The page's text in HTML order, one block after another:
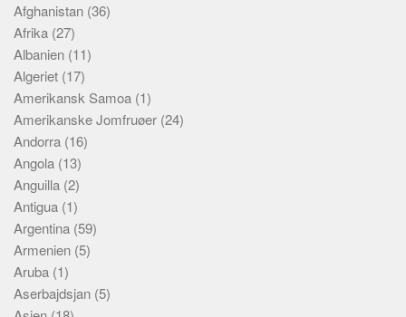
Afghanistan (36)
Afrika (27)
Albanien (11)
Algeriet (17)
Amerikansk Samoa (1)
Amerikanske Jomfruøer (24)
Andorra (16)
Angola (13)
Anguilla (2)
Antigua (1)
Argentina (59)
Armenien (5)
Aruba (1)
Aserbajdsjan (5)